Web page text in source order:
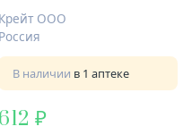
Крейт ООО
Россия
В наличии в 1 аптеке
612